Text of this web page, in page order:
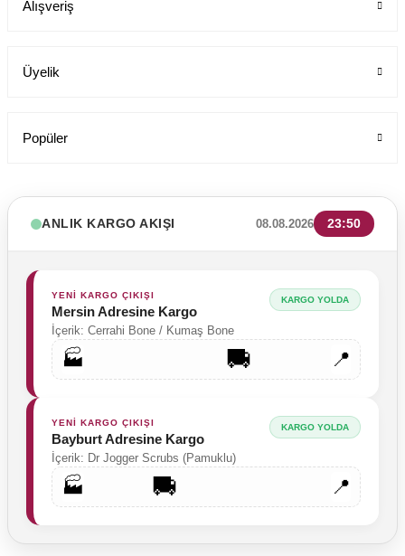
Labor Medikal Tekstil
99,00 TL
Alışveriş
Üyelik
Popüler
ANLIK KARGO AKIŞI 08.08.2026 23:50
YENİ KARGO ÇIKIŞI
Mersin Adresine Kargo
İçerik: Cerrahi Bone / Kumaş Bone
KARGO YOLDA
🏭 🚚 📍
YENİ KARGO ÇIKIŞI
Bayburt Adresine Kargo
İçerik: Dr Jogger Scrubs (Pamuklu)
KARGO YOLDA
🏭 🚚 📍